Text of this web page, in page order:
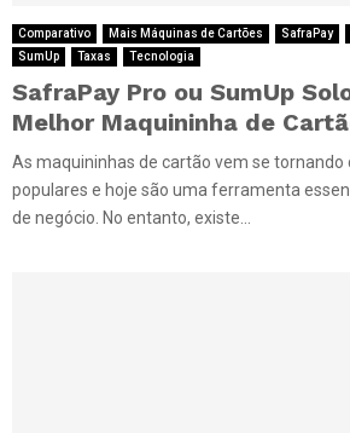
Comparativo Mais Máquinas de Cartões SafraPay
SumUp
Taxas Tecnologia
SafraPay Pro ou SumUp
Melhor Maquininha de
As maquininhas de cartão vem se tornando
populares e hoje são uma ferramenta
de negócio. No entanto, existe...